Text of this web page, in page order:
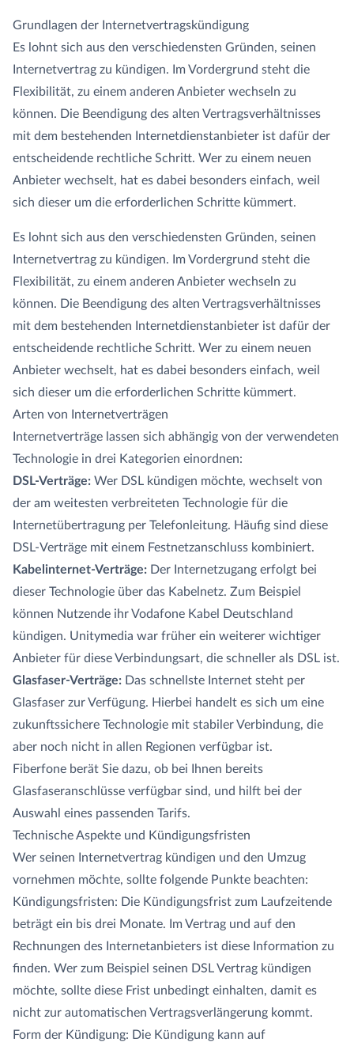
GLASFASER RUHR
1&1 Versatel
Managed Services
Richtfunk & Satellit
Carrier Access Plattform
Vergleichsportal
Grundlagen der Internetvertragskündigung
Es lohnt sich aus den verschiedensten Gründen, seinen
Internetvertrag zu kündigen. Im Vordergrund steht die
Flexibilität, zu einem anderen Anbieter wechseln zu
können. Die Beendigung des alten Vertragsverhältnisses
mit dem bestehenden Internetdienstanbieter ist dafür der
entscheidende rechtliche Schritt. Wer zu einem neuen
Anbieter wechselt, hat es dabei besonders einfach, weil
sich dieser um die erforderlichen Schritte kümmert.
Es lohnt sich aus den verschiedensten Gründen, seinen
Internetvertrag zu kündigen. Im Vordergrund steht die
Flexibilität, zu einem anderen Anbieter wechseln zu
können. Die Beendigung des alten Vertragsverhältnisses
mit dem bestehenden Internetdienstanbieter ist dafür der
entscheidende rechtliche Schritt. Wer zu einem neuen
Anbieter wechselt, hat es dabei besonders einfach, weil
sich dieser um die erforderlichen Schritte kümmert.
Arten von Internetverträgen
Internetverträge lassen sich abhängig von der verwendeten
Technologie in drei Kategorien einordnen:
DSL-Verträge: Wer DSL kündigen möchte, wechselt von
der am weitesten verbreiteten Technologie für die
Internetübertragung per Telefonleitung. Häufig sind diese
DSL-Verträge mit einem Festnetzanschluss kombiniert.
Kabelinternet-Verträge: Der Internetzugang erfolgt bei
dieser Technologie über das Kabelnetz. Zum Beispiel
können Nutzende ihr Vodafone Kabel Deutschland
kündigen. Unitymedia war früher ein weiterer wichtiger
Anbieter für diese Verbindungsart, die schneller als DSL ist.
Glasfaser-Verträge: Das schnellste Internet steht per
Glasfaser zur Verfügung. Hierbei handelt es sich um eine
zukunftssichere Technologie mit stabiler Verbindung, die
aber noch nicht in allen Regionen verfügbar ist.
Fiberfone berät Sie dazu, ob bei Ihnen bereits
Glasfaseranschlüsse verfügbar sind, und hilft bei der
Auswahl eines passenden Tarifs.
Technische Aspekte und Kündigungsfristen
Wer seinen Internetvertrag kündigen und den Umzug
vornehmen möchte, sollte folgende Punkte beachten:
Kündigungsfristen: Die Kündigungsfrist zum Laufzeitende
beträgt ein bis drei Monate. Im Vertrag und auf den
Rechnungen des Internetanbieters ist diese Information zu
finden. Wer zum Beispiel seinen DSL Vertrag kündigen
möchte, sollte diese Frist unbedingt einhalten, damit es
nicht zur automatischen Vertragsverlängerung kommt.
Form der Kündigung: Die Kündigung kann auf